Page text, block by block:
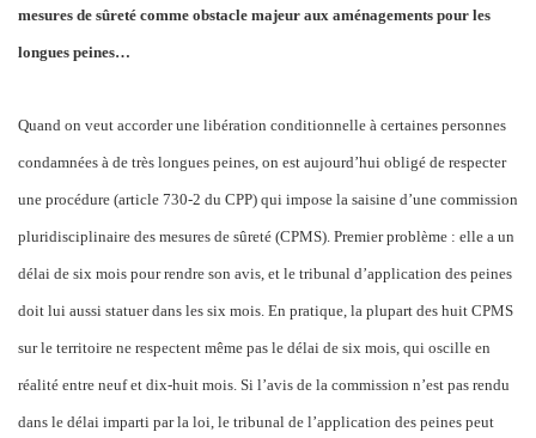
mesures de sûreté comme obstacle majeur aux aménagements pour les
longues peines…
Quand on veut accorder une libération conditionnelle à certaines personnes
condamnées à de très longues peines, on est aujourd’hui obligé de respecter
une procédure (article 730-2 du CPP) qui impose la saisine d’une commission
pluridisciplinaire des mesures de sûreté (CPMS). Premier problème : elle a un
délai de six mois pour rendre son avis, et le tribunal d’application des peines
doit lui aussi statuer dans les six mois. En pratique, la plupart des huit CPMS
sur le territoire ne respectent même pas le délai de six mois, qui oscille en
réalité entre neuf et dix-huit mois. Si l’avis de la commission n’est pas rendu
dans le délai imparti par la loi, le tribunal de l’application des peines peut